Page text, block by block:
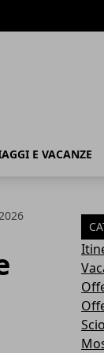
E VACANZE